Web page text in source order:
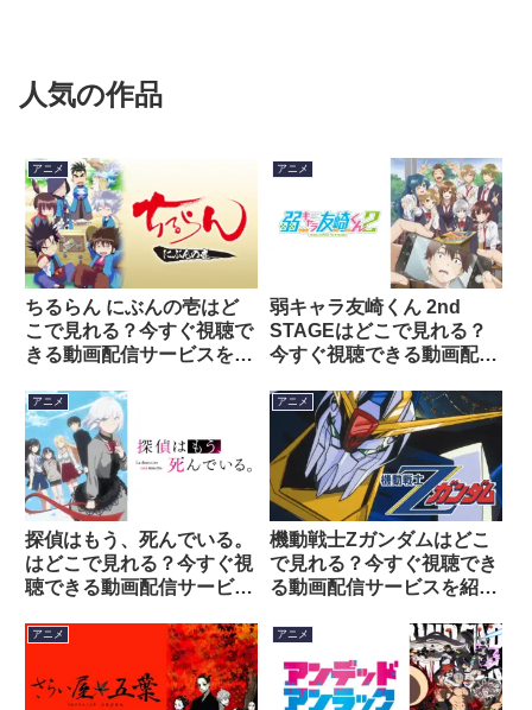
人気の作品
アニメ
ちるらん にぶんの壱はど
こで見れる？今すぐ視聴で
きる動画配信サービスを紹
アニメ
弱キャラ友崎くん 2nd
STAGEはどこで見れる？
今すぐ視聴できる動画配信
アニメ
探偵はもう、死んでいる。
はどこで見れる？今すぐ視
聴できる動画配信サービス
アニメ
機動戦士Zガンダムはどこ
で見れる？今すぐ視聴でき
る動画配信サービスを紹
アニメ アニメ